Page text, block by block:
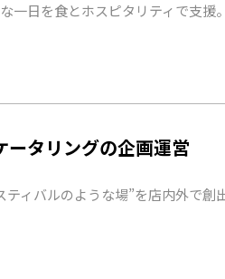
一日を食とホスピタリティで支
ータリングの企画運営
ティバルのような場”を店内外で